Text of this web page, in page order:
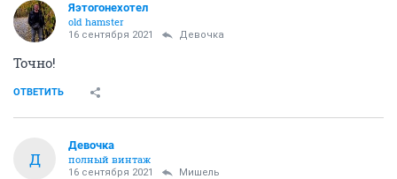
Яэтогонехотел
old hamster
16 сентября 2021 Девочка
Точно!
ОТВЕТИТЬ
Д
Девочка
полный винтаж
16 сентября 2021 Мишель